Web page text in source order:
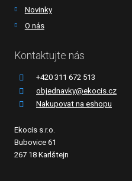
Novinky
O nás
Kontaktujte nás
+420 311 672 513
objednavky@ekocis.cz
Nakupovat na eshopu
Ekocis s.r.o.
Bubovice 61
267 18 Karlštejn